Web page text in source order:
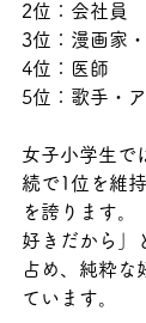
2位：会社員
3位：漫画家
4位：医師
5位：歌手・
女子小学生で
続で1位を維
を誇ります。
好きだから」
占め、純粋な
ています。